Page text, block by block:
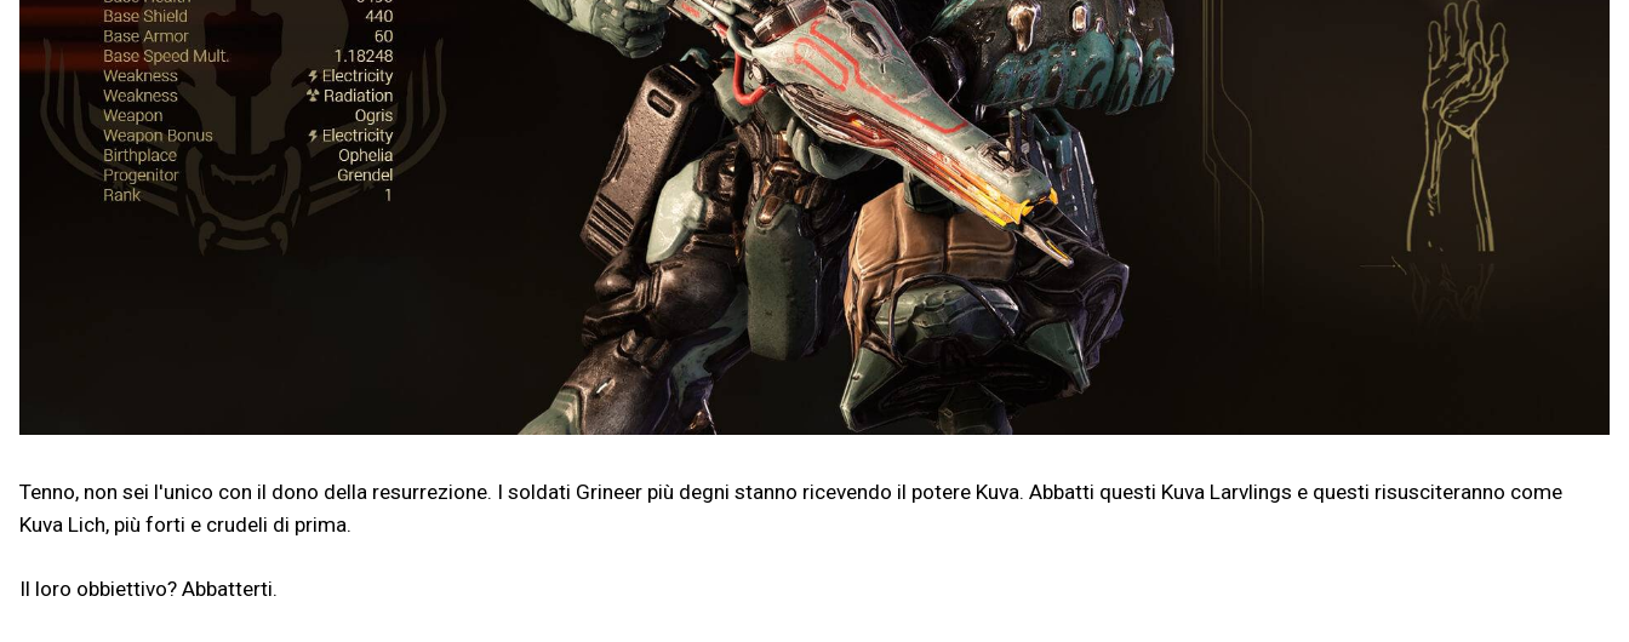
Tenno, non sei l'unico con il dono della resurrezione. I soldati Grineer più degni stanno ricevendo il potere Kuva. Abbatti questi Kuva Larvlings e questi risusciteranno come
Kuva Lich, più forti e crudeli di prima.
Il loro obbiettivo? Abbatterti.